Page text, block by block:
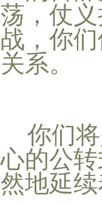
荡，仗
战，你
关系。
你们将
心的公
然地延